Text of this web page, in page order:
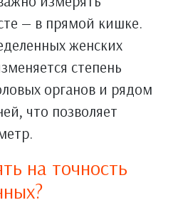
— в прямой кишке.
женских
степень
органов и рядом
что позволяет
на точность